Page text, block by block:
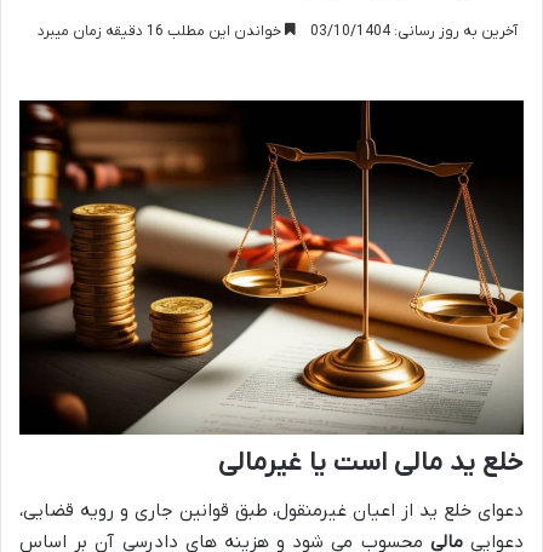
آخرین به روز رسانی: 03/10/1404 خواندن این مطلب 16 دقیقه زمان میبرد
خلع ید مالی است یا غیرمالی
دعوای خلع ید از اعیان غیرمنقول، طبق قوانین جاری و رویه قضایی،
دعواییمالی محسوب می شود و هزینه های دادرسی آن بر اساس